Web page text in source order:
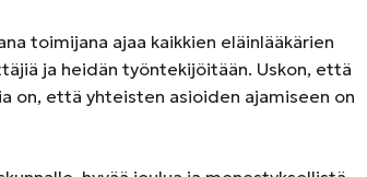
toimijana ajaa kaikkien eläinlääkärien
ja heidän työntekijöitään. Uskon, että
on, että yhteisten asioiden ajamiseen on